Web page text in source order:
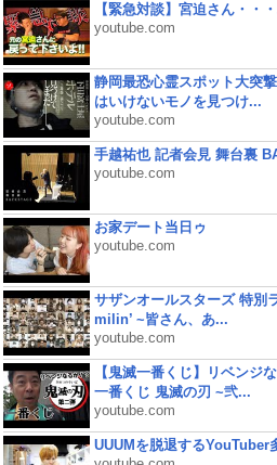
【緊急対談】宮迫さん・・
youtube.com
静岡最恐心霊スポット大突
はいけないモノを見つけ...
youtube.com
手越祐也 記者会見 舞台裏
youtube.com
お家デート当日ゥ
youtube.com
サザンオールスターズ 特別
milin’ ~皆さん、あ...
youtube.com
【鬼滅一番くじ】リベンジ
一番くじ 鬼滅の刃 ~弐...
youtube.com
UUUMを脱退するYouTuber